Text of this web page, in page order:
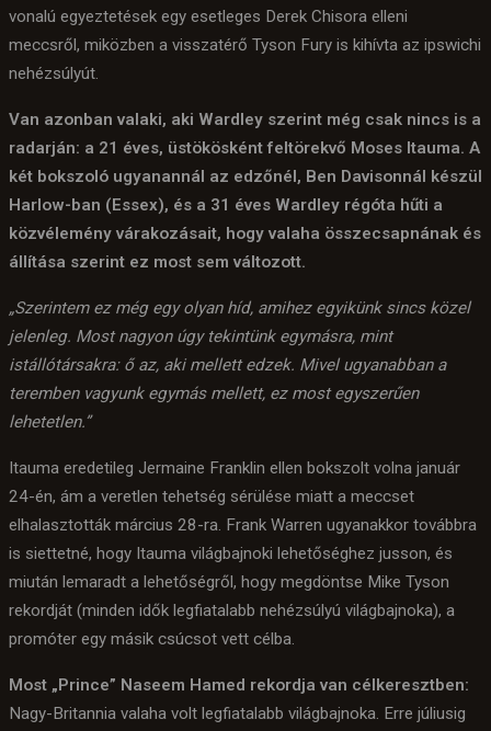
vonalú egyeztetések egy esetleges Derek Chisora elleni
meccsről, miközben a visszatérő Tyson Fury is kihívta az ipswichi
nehézsúlyút.
Van azonban valaki, aki Wardley szerint még csak nincs is a
radarján: a 21 éves, üstökösként feltörekvő Moses Itauma. A
két bokszoló ugyanannál az edzőnél, Ben Davisonnál készül
Harlow-ban (Essex), és a 31 éves Wardley régóta hűti a
közvélemény várakozásait, hogy valaha összecsapnának és
állítása szerint ez most sem változott.
„Szerintem ez még egy olyan híd, amihez egyikünk sincs közel
jelenleg. Most nagyon úgy tekintünk egymásra, mint
istállótársakra: ő az, aki mellett edzek. Mivel ugyanabban a
teremben vagyunk egymás mellett, ez most egyszerűen
lehetetlen.”
Itauma eredetileg Jermaine Franklin ellen bokszolt volna január
24-én, ám a veretlen tehetség sérülése miatt a meccset
elhalasztották március 28-ra. Frank Warren ugyanakkor továbbra
is siettetné, hogy Itauma világbajnoki lehetőséghez jusson, és
miután lemaradt a lehetőségről, hogy megdöntse Mike Tyson
rekordját (minden idők legfiatalabb nehézsúlyú világbajnoka), a
promóter egy másik csúcsot vett célba.
Most „Prince” Naseem Hamed rekordja van célkeresztben:
Nagy-Britannia valaha volt legfiatalabb világbajnoka. Erre júliusig